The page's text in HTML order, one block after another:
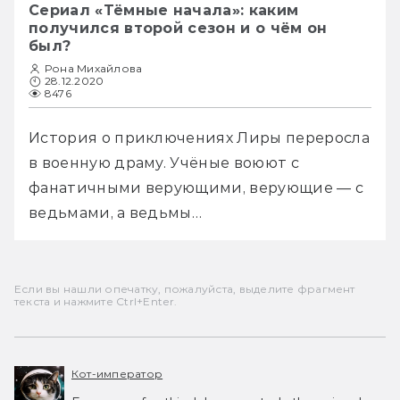
Сериал «Тёмные начала»: каким
получился второй сезон и о чём он
был?
Рона Михайлова
28.12.2020
8476
История о приключениях Лиры переросла
в военную драму. Учёные воюют с
фанатичными верующими, верующие — с
ведьмами, а ведьмы…
Если вы нашли опечатку, пожалуйста, выделите фрагмент
текста и нажмите Ctrl+Enter.
Кот-император